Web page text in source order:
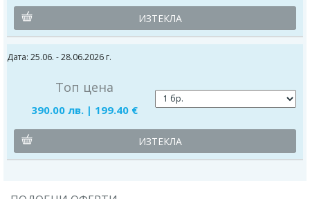
ИЗТЕКЛА
Дата: 25.06. - 28.06.2026 г.
Топ цена
390.00 лв. | 199.40 €
ИЗТЕКЛА